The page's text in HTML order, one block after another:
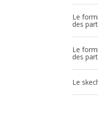
Le formidable métier de formateur face à
des
Le formidable métier de formateur face à
des
Le